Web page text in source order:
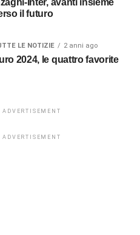
Inter, avanti insieme
il futuro
LE NOTIZIE 2 anni ago
2024, le quattro favorite
ADVERTISEMENT
ADVERTISEMENT